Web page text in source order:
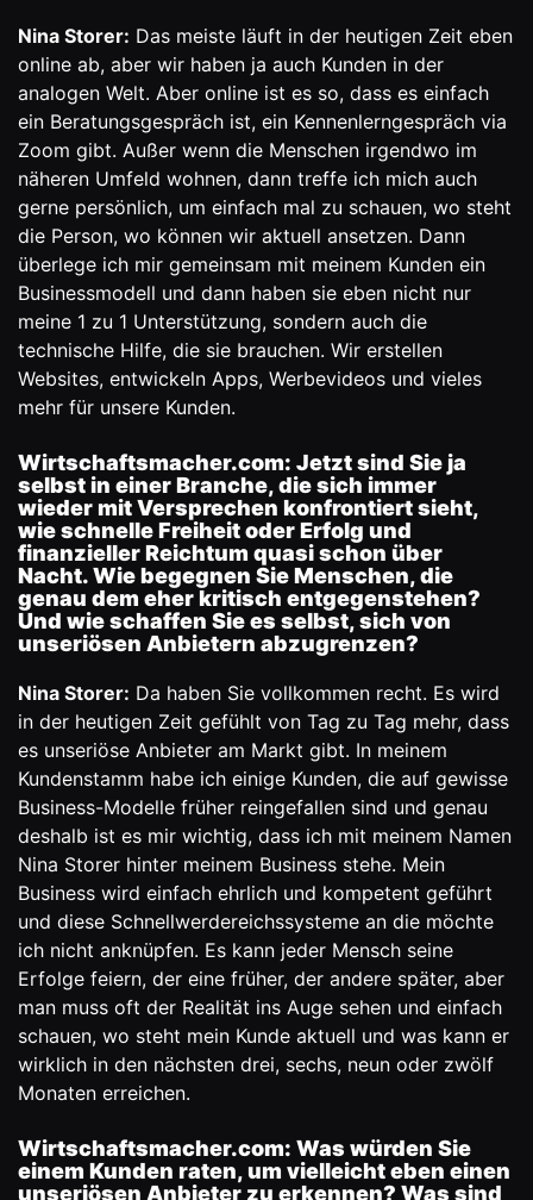
Nina Storer: Das meiste läuft in der heutigen Zeit eben
online ab, aber wir haben ja auch Kunden in der
analogen Welt. Aber online ist es so, dass es einfach
ein Beratungsgespräch ist, ein Kennenlerngespräch via
Zoom gibt. Außer wenn die Menschen irgendwo im
näheren Umfeld wohnen, dann treffe ich mich auch
gerne persönlich, um einfach mal zu schauen, wo steht
die Person, wo können wir aktuell ansetzen. Dann
überlege ich mir gemeinsam mit meinem Kunden ein
Businessmodell und dann haben sie eben nicht nur
meine 1 zu 1 Unterstützung, sondern auch die
technische Hilfe, die sie brauchen. Wir erstellen
Websites, entwickeln Apps, Werbevideos und vieles
mehr für unsere Kunden.
Wirtschaftsmacher.com: Jetzt sind Sie ja
selbst in einer Branche, die sich immer
wieder mit Versprechen konfrontiert sieht,
wie schnelle Freiheit oder Erfolg und
finanzieller Reichtum quasi schon über
Nacht. Wie begegnen Sie Menschen, die
genau dem eher kritisch entgegenstehen?
Und wie schaffen Sie es selbst, sich von
unseriösen Anbietern abzugrenzen?
Nina Storer: Da haben Sie vollkommen recht. Es wird
in der heutigen Zeit gefühlt von Tag zu Tag mehr, dass
es unseriöse Anbieter am Markt gibt. In meinem
Kundenstamm habe ich einige Kunden, die auf gewisse
Business-Modelle früher reingefallen sind und genau
deshalb ist es mir wichtig, dass ich mit meinem Namen
Nina Storer hinter meinem Business stehe. Mein
Business wird einfach ehrlich und kompetent geführt
und diese Schnellwerdereichssysteme an die möchte
ich nicht anknüpfen. Es kann jeder Mensch seine
Erfolge feiern, der eine früher, der andere später, aber
man muss oft der Realität ins Auge sehen und einfach
schauen, wo steht mein Kunde aktuell und was kann er
wirklich in den nächsten drei, sechs, neun oder zwölf
Monaten erreichen.
Wirtschaftsmacher.com: Was würden Sie
einem Kunden raten, um vielleicht eben einen
unseriösen Anbieter zu erkennen? Was sind